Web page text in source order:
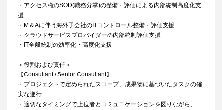
・アクセス権のSOD(職務分掌)の整備・評価による内部統制高度化支
援
・M＆Aに伴う海外子会社のITコントロール整備・評価支援
・クラウドサービスプロバイダーの内部統制評価支援
・IT全般統制の効率化・高度化支援
＜役割および責任＞
【Consultant / Senior Consultant】
・プロジェクトで定められたスコープ、成果物に基づいたタスクの確
実な遂行
・適切なタイミングで上位者とコミュニケーションを図りながら、